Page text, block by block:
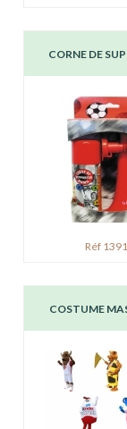
CORNE DE
Réf
COSTUME